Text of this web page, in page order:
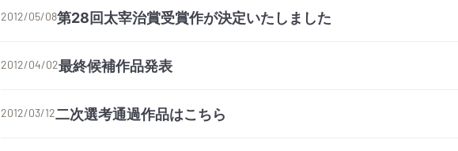
2012/05/08第28回太宰治賞受賞作が決定いたしました
2012/04/02最終候補作品発表
2012/03/12二次選考通過作品はこちら